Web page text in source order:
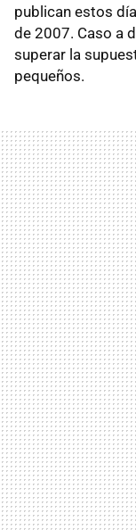
publican estos
de 2007. Caso a
superar la
pequeños.